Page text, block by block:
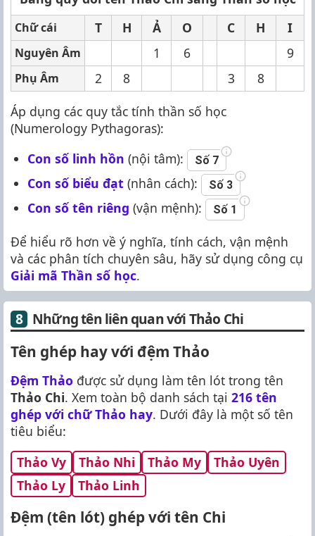
Chữ cái T H Ả O C H I
Nguyên Âm 1 6 9
Phụ Âm 2 8 3
8
Áp dụng các quy tắc tính thần số học
(Numerology Pythagoras):
Con số linh hồn (nội tâm): Số 7
Con số biểu đạt (nhân cách): Số 3
Con số tên riêng (vận mệnh): Số 1
Để hiểu rõ hơn về ý nghĩa, tính cách, vận mệnh
và các phân tích chuyên sâu, hãy sử dụng công cụ
Giải mã Thần số học.
Những tên liên quan với Thảo Chi
Tên ghép hay với đệm Thảo
Đệm Thảo được sử dụng làm tên lót trong tên
Thảo Chi. Xem toàn bộ danh sách tại 216 tên
ghép với chữ Thảo hay. Dưới đây là một số tên
tiêu biểu:
Thảo Vy
Thảo Nhi Thảo My
Thảo Uyên
Thảo Ly
Thảo Linh
Đệm (tên lót) ghép với tên Chi